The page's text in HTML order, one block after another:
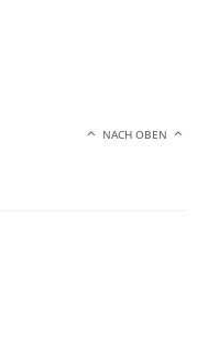
NACH OBEN